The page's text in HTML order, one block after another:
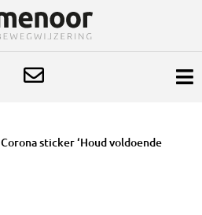
Corona sticker ‘Houd voldoende